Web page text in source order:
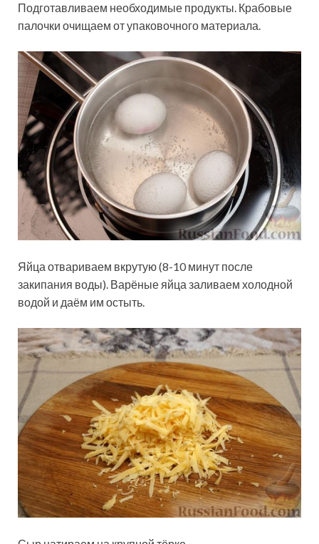
Подготавливаем необходимые продукты. Крабовые
палочки очищаем от упаковочного материала.
Яйца отвариваем вкрутую (8-10 минут после
закипания воды). Варёные яйца заливаем холодной
водой и даём им остыть.